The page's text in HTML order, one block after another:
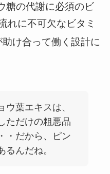
糖の代謝に必須のビ
れに不可欠なビタミ
け合って働く設計に
ウ葉エキスは、
ただけの粗悪品
・だから、ピン
るんだね。